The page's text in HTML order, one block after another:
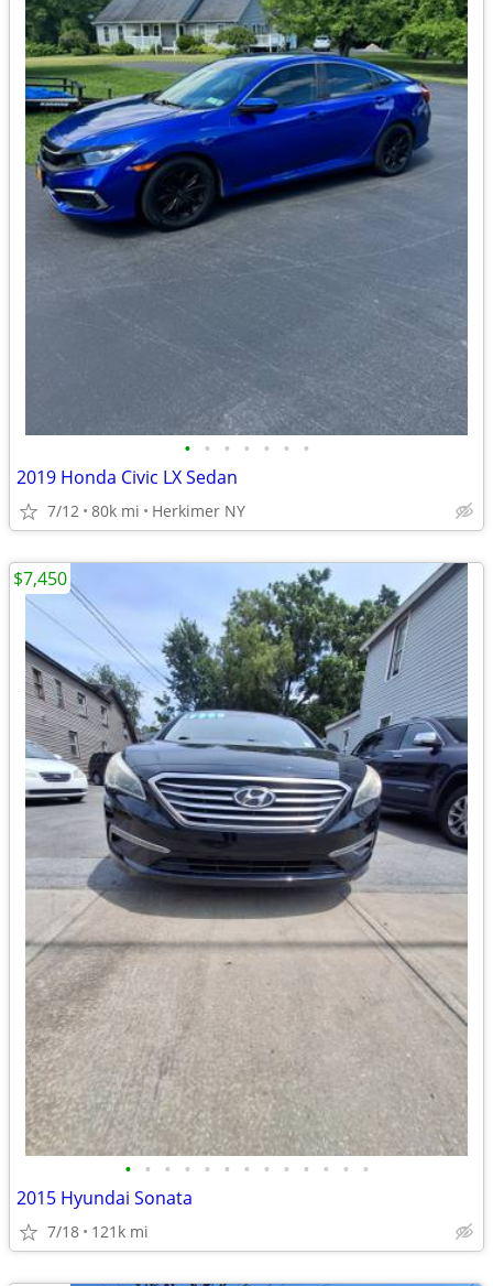
• • • • • • •
2019 Honda Civic LX Sedan
7/12 80k mi Herkimer NY
• • • • • • • • • • • • •
2015 Hyundai Sonata
7/18 121k mi
$7,450